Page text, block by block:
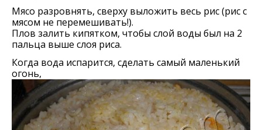
Мясо разровнять, сверху выложить весь рис (рис с
мясом не перемешивать!).
Плов залить кипятком, чтобы слой воды был на 2
пальца выше слоя риса.
Когда вода испарится, сделать самый маленький
огонь,